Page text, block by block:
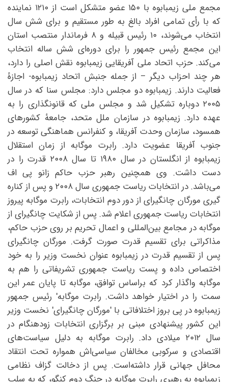
مجمع ملی زیمبابوه با ۱۵۰ عضو متشکل است از ۱۲۱۰ نماینده
که با رأی تمامی افراد بالغ به طور مستقیم و برای شش سال
انتخاب می‌شوند، ۱۰ رئیس قبیله و ۸ فرماندار منتصب استان
این مجمع رئیس جمهور را برای دوره‌ای شش ساله انتخاب
می‌کند. حزب اتحاد ملی آفریقایی زیمبابوه نقش اصلی را دارد،
هر چند احزاب دیگر – از جمله جنبش اتحاد زیمبابوه- اجازهٔ
فعالیت دارند. زیمبابوه دو مجلس دارد: مجلس سنا که در سال
۲۰۰۵ دوباره تشکیل شد و مجلس ملی که قانونگذاری را به
عهده دارد. زیمبابوه در سازمان ملل متحد، جامعهٔ کشورهای
همسود، سازمان وحدت آفریقا، و کنفرانس هماهنگی توسعه در
جنوب آفریقا عضویت دارد. رابرت موگابه از زمان استقلال
زیمبابوه از انگلستان در سال ۱۹۸۰ تا سال ۲۰۰۸ قدرت را در
دست داشت. وی همچنین رهبر حزب حاکم زانو پی اف
می‌باشد. در انتخابات ریاست جمهوری سال ۲۰۰۸ و پس از کناره
گیری مورگان چانگیرای از دور دوم انتخابات، رابرت موگابه پیروز
انتخابات ریاست جمهوری اعلام شد. پس از شکایت چانگیرای از
موگابه در مجامع بین‌المللی و اعمال تحریم بر روی حزب حاکم،
مذاکراتی برای تقسیم قدرت صورت گرفت. مورگان چانگیرای
پس از تقسیم قدرت در زیمبابوه عنوان نخست وزیر را به خود
اختصاص داده و پست ریاست جمهوری تشریفاتی را هم به
موگابه واگذار کرد که براساس توافق، موگابه تا پایان عمر این
سمت را در اختیار خواهد داشت. رابرت موگابه' رئیس جمهور
زیمبابوه در پی بروز اختلافاتی با 'مورگان چانگیرای' نخست وزیر
این کشور پیشنهادی مبنی بر برگزاری انتخابات زودهنگام در
سال ۲۰۱۲ میلادی داد. رابرت موگابه به دلیل سیاست‌های
اقتصادی و سرکوبی مخالفان سیاسی‌اش همواره تحت انتقاد
محافل جهانی قرار داشته‌است. پس از دخالت گزاف نظامی
زیمبابوه به رهبری رابرت موگابه در جنگ دوم کنگو، که به سلب